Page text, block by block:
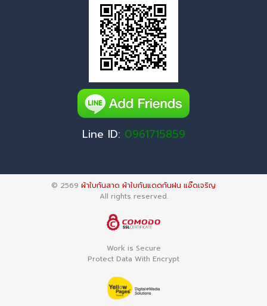
Line ID: 0961715859
© 2569 ผ้าใบกันสาด ผ้าใบกันแดดกันฝน แอ๊ดเจริญ
All rights reserved.
Work is Secure
Protect Data With Encrypt